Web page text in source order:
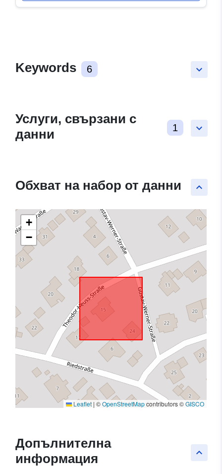
keyboard_arrow_down
Keywords 6
keyboard_arrow_down
Услуги, свързани с
данни
1
keyboard_arrow_up
Обхват на набор от данни
+
−
Leaflet | ©OpenStreetMapcontributors ©GISCO
keyboard_arrow_up
Допълнителна
информация